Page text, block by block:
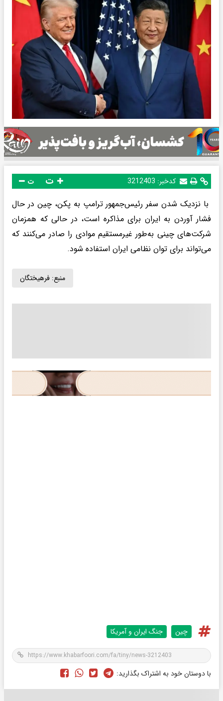
کدخبر: 3212403 ت
با نزدیک شدن سفر رئیس‌جمهور ترامپ به پکن، چین در حال
فشار آوردن به ایران برای مذاکره است، در حالی که همزمان
شرکت‌های چینی به‌طور غیرمستقیم موادی را صادر می‌کنند که
می‌تواند برای توان نظامی ایران استفاده شود.
منبع: فرهیختگان
چین جنگ ایران و آمریکا
با دوستان خود به اشتراک بگذارید: